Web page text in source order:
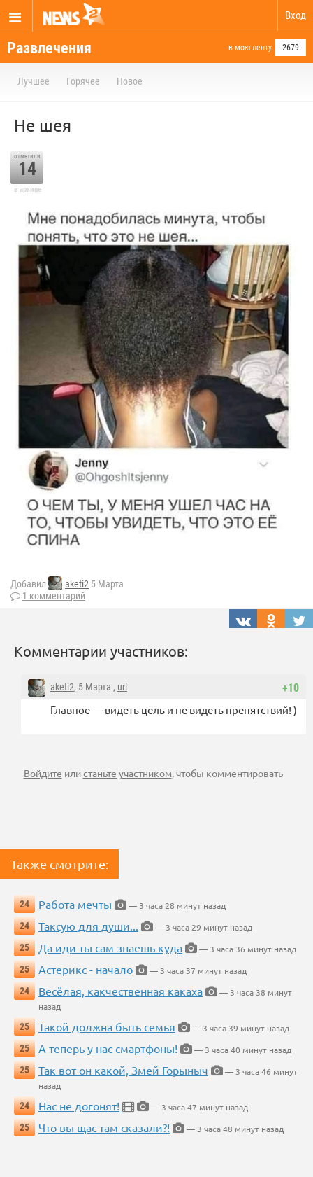
Вход
Развлечения в мою ленту 2679
Лучшее Горячее Новое
Не шея
отметили
14
в архиве
Добавил aketi2 5 Марта
1 комментарий
Комментарии участников:
+10
aketi2, 5 Марта , url
Главное — видеть цель и не видеть препятствий! )
Войдите илистаньте участником, чтобы комментировать
Также смотрите:
24 Работа мечты
— 3 часа 28 минут назад
24
Таксую для души...
— 3 часа 29 минут назад
25
Да иди ты сам знаешь куда
— 3 часа 36 минут назад
25
Астерикс - начало
— 3 часа 37 минут назад
24
Весёлая, какчественная какаха
— 3 часа 38 минут
назад
25
Такой должна быть семья
— 3 часа 39 минут назад
25
А теперь у нас смартфоны!
— 3 часа 40 минут назад
25
Так вот он какой, Змей Горыныч
— 3 часа 46 минут
назад
24
Нас не догонят!
— 3 часа 47 минут назад
25
Что вы щас там сказали?! — 3 часа 48 минут назад